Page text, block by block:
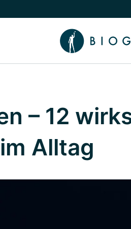
Wissen umschalten
– 12
Alltag